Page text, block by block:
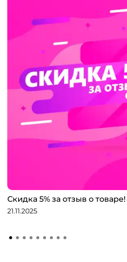
Скидка 5% за отзыв о товаре!
21.11.2025